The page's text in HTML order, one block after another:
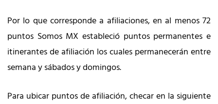
Por lo que corresponde a afiliaciones, en al menos 72
puntos Somos MX estableció puntos permanentes e
itinerantes de afiliación los cuales permanecerán entre
semana y sábados y domingos.
Para ubicar puntos de afiliación, checar en la siguiente